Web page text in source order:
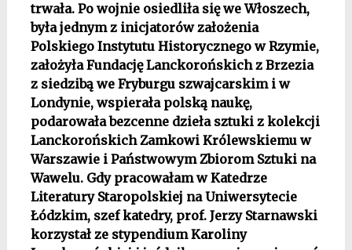
trwała. Po wojnie osiedliła się we Włoszech,
była jednym z inicjatorów założenia
Polskiego Instytutu Historycznego w Rzymie,
założyła Fundację Lanckorońskich z Brzezia
z siedzibą we Fryburgu szwajcarskim i w
Londynie, wspierała polską naukę,
podarowała bezcenne dzieła sztuki z kolekcji
Lanckorońskich Zamkowi Królewskiemu w
Warszawie i Państwowym Zbiorom Sztuki na
Wawelu. Gdy pracowałam w Katedrze
Literatury Staropolskiej na Uniwersytecie
Łódzkim, szef katedry, prof. Jerzy Starnawski
korzystał ze stypendium Karoliny